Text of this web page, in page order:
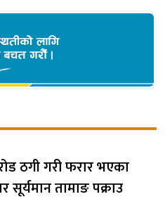
ठगी गरी फरार भएका
सूर्यमान तामाङ पक्राउ